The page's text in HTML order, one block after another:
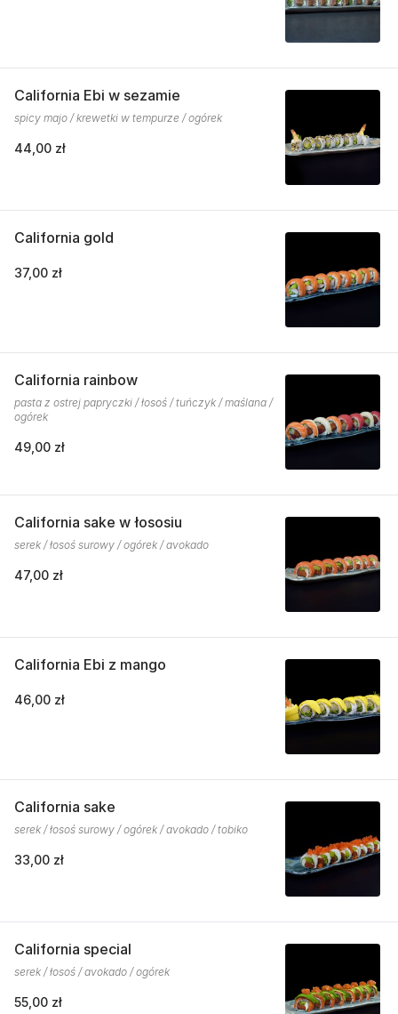
California Ebi w sezamie
spicy majo / krewetki w tempurze / ogórek
44,00 zł
California gold
37,00 zł
California rainbow
pasta z ostrej papryczki / łosoś / tuńczyk / maślana /
ogórek
49,00 zł
California sake w łososiu
serek / łosoś surowy / ogórek / avokado
47,00 zł
California Ebi z mango
46,00 zł
California sake
serek / łosoś surowy / ogórek / avokado / tobiko
33,00 zł
California special
serek / łosoś / avokado / ogórek
55,00 zł